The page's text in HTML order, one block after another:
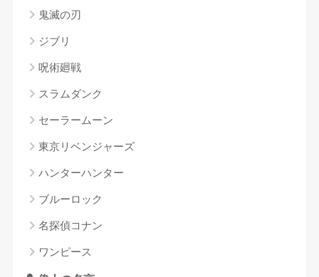
鬼滅の刃
ジブリ
呪術廻戦
スラムダンク
セーラームーン
東京リベンジャーズ
ハンターハンター
ブルーロック
名探偵コナン
ワンピース